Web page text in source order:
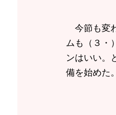
今節も変
ムも（３・
ンはいい。
備を始めた。